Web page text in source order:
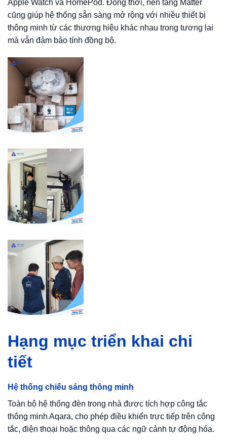
Apple Watch và HomePod. Đồng thời, nền tảng Matter
cũng giúp hệ thống sẵn sàng mở rộng với nhiều thiết bị
thông minh từ các thương hiệu khác nhau trong tương lai
mà vẫn đảm bảo tính đồng bộ.
Hạng mục triển khai chi
tiết
Hệ thống chiếu sáng thông minh
Toàn bộ hệ thống đèn trong nhà được tích hợp công tắc
thông minh Aqara, cho phép điều khiển trực tiếp trên công
tắc, điện thoại hoặc thông qua các ngữ cảnh tự động hóa.